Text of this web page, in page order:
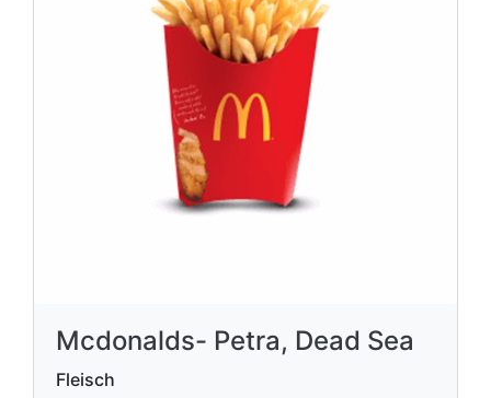
Mcdonalds- Petra, Dead Sea
Fleisch